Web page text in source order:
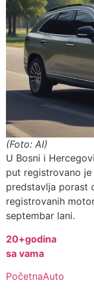
(Foto: AI)
U Bosni i
put registrovano
predstavlja porast
registrovanih
septembar lani.
20+godina
sa vama
PočetnaAuto